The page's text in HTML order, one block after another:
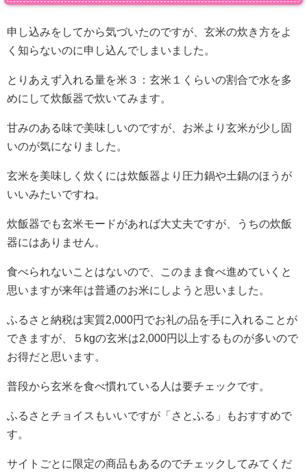
申し込みをしてから気づいたのですが、玄米の炊き方をよ
く知らないのに申し込んでしまいました。
とりあえず入れる量を米３：玄米１くらいの割合で水を多
めにして炊飯器で炊いてみます。
甘みのある味で美味しいのですが、お米より玄米が少し固
いのが気になりました。
玄米を美味しく炊くには炊飯器より圧力鍋や土鍋のほうが
いいみたいですね。
炊飯器でも玄米モードがあれば大丈夫ですが、うちの炊飯
器にはありません。
食べられないことはないので、このまま食べ進めていくと
思いますが来年は普通のお米にしようと思いました。
ふるさと納税は実質2,000円でお礼の品を手に入れることが
できますが、５kgの玄米は2,000円以上するものが多いので
お得だと思います。
普段から玄米を食べ慣れている人は要チェックです。
ふるさとチョイスもいいですが「さとふる」もおすすめで
す。
サイトごとに限定の商品もあるのでチェックしてみてくだ